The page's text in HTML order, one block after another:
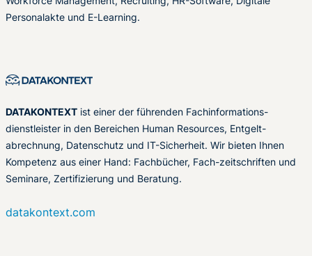
Personalakte und E-Learning.
DATAKONTEXT ist einer der führenden Fachinformations-
dienstleister in den Bereichen Human Resources, Entgelt-
abrechnung, Datenschutz und IT-Sicherheit. Wir bieten Ihnen
Kompetenz aus einer Hand: Fachbücher, Fach-zeitschriften und
Seminare, Zertifizierung und Beratung.
datakontext.com